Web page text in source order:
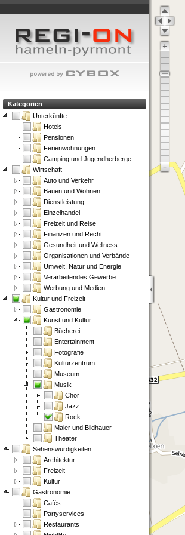
Kategorien
Unterkünfte
Hotels
Pensionen
Ferienwohnungen
Camping und Jugendherberge
Wirtschaft
Auto und Verkehr
Bauen und Wohnen
Dienstleistung
Einzelhandel
Freizeit und Reise
Finanzen und Recht
Gesundheit und Wellness
Organisationen und Verbände
Umwelt, Natur und Energie
Verarbeitendes Gewerbe
Werbung und Medien
Kultur und Freizeit
Gastronomie
Kunst und Kultur
Bücherei
Entertainment
Fotografie
Kulturzentrum
Museum
Musik
Chor
Jazz
Rock
Maler und Bildhauer
Theater
Sehenswürdigkeiten
Architektur
Freizeit
Kultur
Gastronomie
Cafés
Partyservices
Restaurants